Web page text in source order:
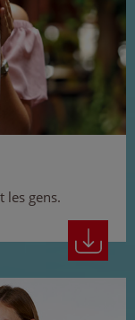
les gens.